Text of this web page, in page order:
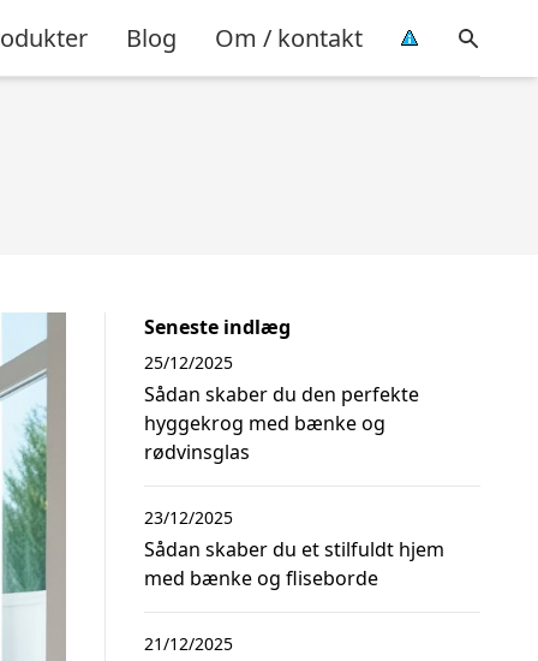
Blog Om / kontakt
Seneste indlæg
Sådan skaber du den perfekte
hyggekrog med bænke og
rødvinsglas
25/12/2025
Sådan skaber du et stilfuldt hjem
med bænke og fliseborde
23/12/2025
21/12/2025